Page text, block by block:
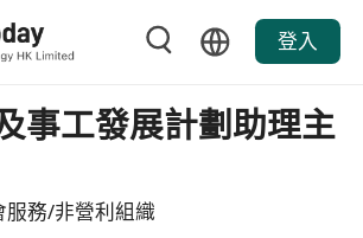
登入
事工發展計劃助理主
服務/非營利組織